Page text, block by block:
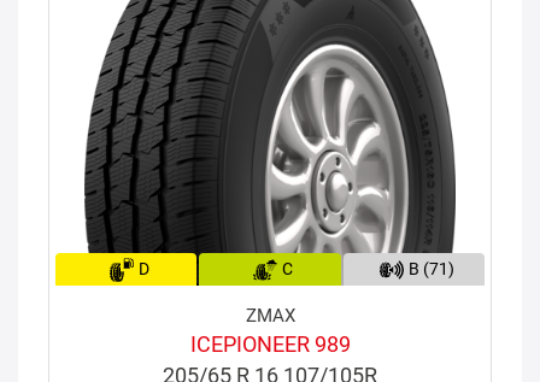
D C B (71)
ZMAX
ICEPIONEER 989
205/65 R 16 107/105R